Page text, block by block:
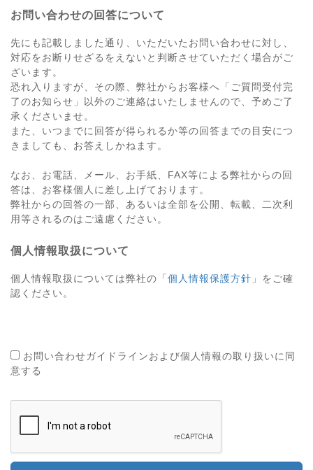
お問い合わせの回答について
先にも記載しました通り、いただいたお問い合わせに対し、
対応をお断りせざるをえないと判断させていただく場合がご
ざいます。
恐れ入りますが、その際、弊社からお客様へ「ご質問受付完
了のお知らせ」以外のご連絡はいたしませんので、予めご了
承くださいませ。
また、いつまでに回答が得られるか等の回答までの目安につ
きましても、お答えしかねます。
なお、お電話、メール、お手紙、FAX等による弊社からの回
答は、お客様個人に差し上げております。
弊社からの回答の一部、あるいは全部を公開、転載、二次利
用等されるのはご遠慮ください。
個人情報取扱について
個人情報取扱については弊社の「 個人情報保護方針 」をご確
認ください。
お問い合わせガイドラインおよび個人情報の取り扱いに同
意する